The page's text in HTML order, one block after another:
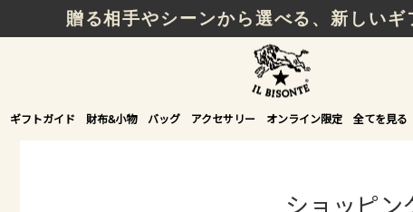
贈る相手やシーンから選べる、新しいギ
ギフトガイド 財布&小物 バッグ アクセサリー オンライン限定 全てを見る